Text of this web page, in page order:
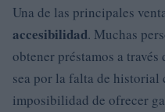
Una de las principales
accesibilidad. Muchas
obtener préstamos a
sea por la falta de
imposibilidad de ofrecer